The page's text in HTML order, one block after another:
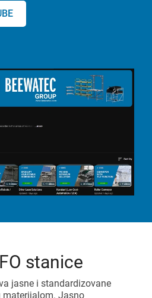
stanice
jasne i standardizovane
materijalom. Jasno